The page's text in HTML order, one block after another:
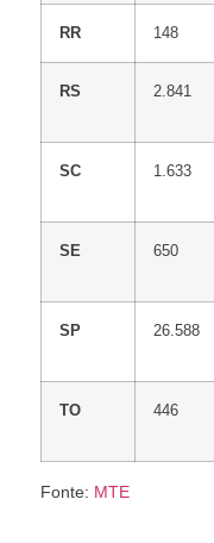
RR 148
RS 2.841
SC 1.633
SE 650
SP 26.588
TO 446
Fonte: MTE